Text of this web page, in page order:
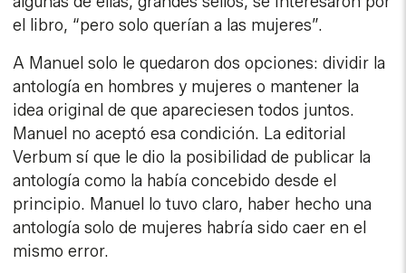
el libro, “pero solo querían a las mujeres”.
A Manuel solo le quedaron dos opciones: dividir la
antología en hombres y mujeres o mantener la
idea original de que apareciesen todos juntos.
Manuel no aceptó esa condición. La editorial
Verbum sí que le dio la posibilidad de publicar la
antología como la había concebido desde el
principio. Manuel lo tuvo claro, haber hecho una
antología solo de mujeres habría sido caer en el
mismo error.